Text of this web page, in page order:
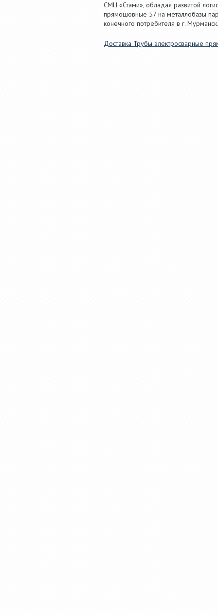
СМЦ «Стами», обладая развитой
прямошовные 57 на металлобазы
конечного потребителя в г. Мурманск.
Доставка Трубы электросварные